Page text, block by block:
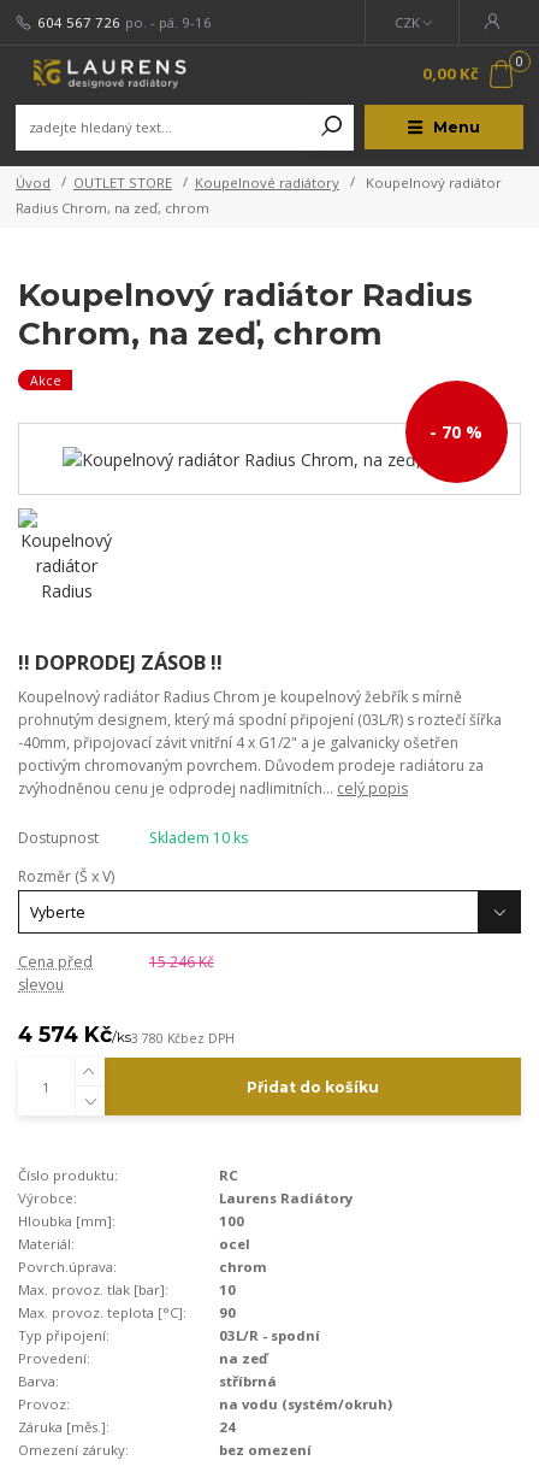
Menu
CZK
604 567 726 po. - pá. 9-16
0
0,00 Kč
Úvod OUTLET STORE Koupelnové radiátory
Koupelnový radiátor
Radius Chrom, na zeď, chrom
Koupelnový radiátor Radius
Chrom, na zeď, chrom
Akce
- 70 %
!! DOPRODEJ ZÁSOB !!
Koupelnový radiátor Radius Chrom je koupelnový žebřík s mírně
prohnutým designem, který má spodní připojení (03L/R) s roztečí šířka
-40mm, připojovací závit vnitřní 4 x G1/2" a je galvanicky ošetřen
poctivým chromovaným povrchem. Důvodem prodeje radiátoru za
zvýhodněnou cenu je odprodej nadlimitních... celý popis
Dostupnost
Skladem 10 ks
Rozměr (Š x V)
Cena před
slevou
15 246 Kč
4 574 Kč/ks3 780 Kčbez DPH
Přidat do košíku
Číslo produktu:
RC
Výrobce:
Laurens Radiátory
Hloubka [mm]:
100
Materiál:
ocel
Povrch.úprava:
chrom
Max. provoz. tlak [bar]:
10
Max. provoz. teplota [°C]:
90
Typ připojení:
03L/R - spodní
Provedení:
na zeď
Barva:
stříbrná
Provoz:
na vodu (systém/okruh)
Záruka [měs.]:
24
Omezení záruky:
bez omezení